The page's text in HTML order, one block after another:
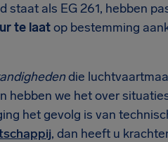
staat als EG 261, hebben
te laatop bestemming
die
hebben we het over
het gevolg is van
, dan heeft u